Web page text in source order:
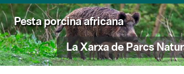
Pesta porcina africana
La Xarxa de Parcs